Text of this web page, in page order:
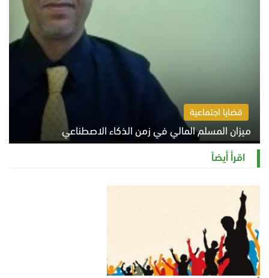
قضايا اجتماعية
ميزان المسلم المالي في زمن الذكاء الاصطناعي
السبت 8 أغسطس 2026 11:21 ص
اقرأ أيضاً